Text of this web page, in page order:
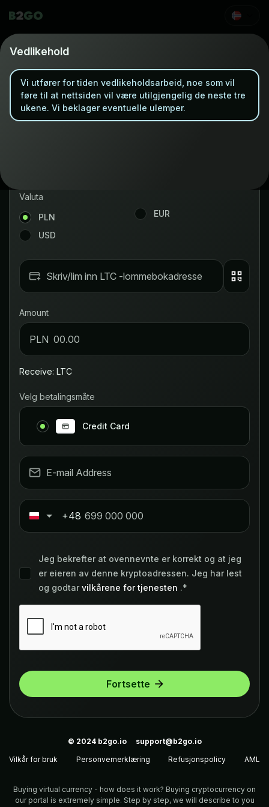
Øyeblikkelig kryptokjøp
Buy Swap
Valuta
PLN
EUR
USD
Amount
PLN
Receive: LTC
Velg betalingsmåte
Credit Card
Poland+48
Jeg bekrefter at ovennevnte er korrekt og at jeg
er eieren av denne kryptoadressen. Jeg har lest
og godtar vilkårene for tjenesten .*
Fortsette
Buying virtual currency - how does it work? Buying cryptocurrency on
our portal is extremely simple. Step by step, we will describe to you
© 2024 b2go.io
support@b2go.io
Vilkår for bruk
Personvernerklæring Refusjonspolicy AML
Vedlikehold
Vi utfører for tiden vedlikeholdsarbeid, noe som vil
føre til at nettsiden vil være utilgjengelig de neste tre
ukene. Vi beklager eventuelle ulemper.